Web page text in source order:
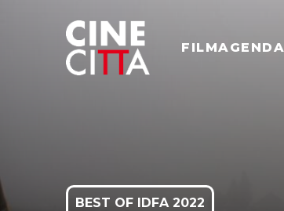
FILMAGENDA
BEST OF IDFA 2022